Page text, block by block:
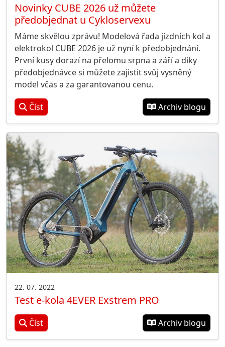
Novinky CUBE 2026 už můžete
předobjednat u Cykloservexu
Máme skvělou zprávu! Modelová řada jízdních kol a
elektrokol CUBE 2026 je už nyní k předobjednání.
První kusy dorazí na přelomu srpna a září a díky
předobjednávce si můžete zajistit svůj vysněný
model včas a za garantovanou cenu.
Číst Archiv blogu
22. 07. 2022
Test e-kola 4EVER Exstrem PRO
Číst Archiv blogu